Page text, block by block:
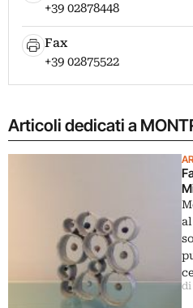
+39 02878448
Fax
+39 02875522
Articoli dedicati a
di